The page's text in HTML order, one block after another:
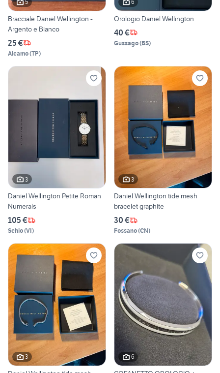
5
Bracciale Daniel Wellington -
Argento e Bianco
25 €
Alcamo(TP)
6
Orologio Daniel Wellington
40 €
Gussago(BS)
3
Daniel Wellington Petite Roman
Numerals
105 €
Schio(VI)
3
Daniel Wellington tide mesh
bracelet graphite
30 €
Fossano(CN)
3 6